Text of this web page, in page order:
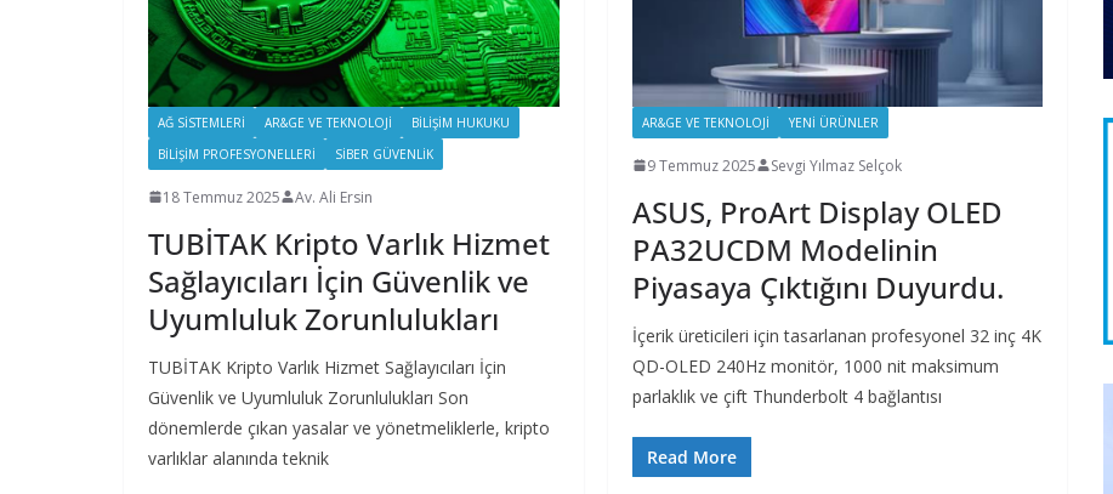
AĞ SISTEMLERI AR&GE VE TEKNOLOJI
BILIŞIM HUKUKU
BILIŞIM PROFESYONELLERI
SIBER GÜVENLIK
18 Temmuz 2025 Av. Ali Ersin
TUBİTAK Kripto Varlık Hizmet
Sağlayıcıları İçin Güvenlik ve
Uyumluluk Zorunlulukları
TUBİTAK Kripto Varlık Hizmet Sağlayıcıları İçin
Güvenlik ve Uyumluluk Zorunlulukları Son
dönemlerde çıkan yasalar ve yönetmeliklerle, kripto
varlıklar alanında teknik
AR&GE VE TEKNOLOJI YENI ÜRÜNLER
9 Temmuz 2025 Sevgi Yılmaz Selçok
ASUS, ProArt Display OLED
PA32UCDM Modelinin
Piyasaya Çıktığını Duyurdu.
İçerik üreticileri için tasarlanan profesyonel 32 inç 4K
QD-OLED 240Hz monitör, 1000 nit maksimum
parlaklık ve çift Thunderbolt 4 bağlantısı
Read More